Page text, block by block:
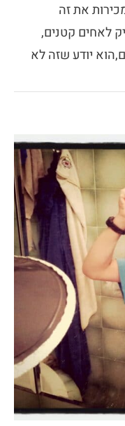
את זה
לאחים קטנים,
יודע שזה לא